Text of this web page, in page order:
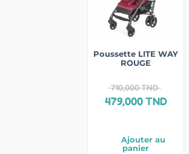
Poussette LITE WAY
ROUGE
710,000TND
479,000TND
Ajouter au
panier